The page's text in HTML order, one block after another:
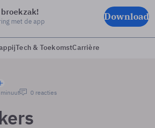
met de app Download
Tech & ToekomstCarrière
0 reacties